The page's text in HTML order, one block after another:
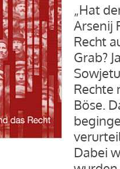
„Hat
Arsenij
Recht
Grab?
Rechte
Böse.
Dabei